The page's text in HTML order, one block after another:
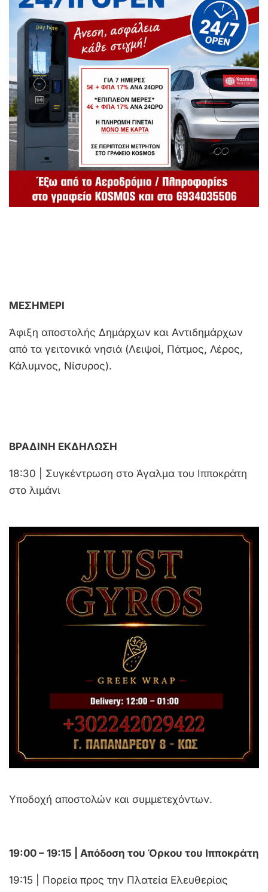
ΜΕΣΗΜΕΡΙ
Άφιξη αποστολής Δημάρχων και Αντιδημάρχων
από τα γειτονικά νησιά (Λειψοί, Πάτμος, Λέρος,
Κάλυμνος, Νίσυρος).
ΒΡΑΔΙΝΗ ΕΚΔΗΛΩΣΗ
18:30 | Συγκέντρωση στο Άγαλμα του Ιπποκράτη
στο λιμάνι
Υποδοχή αποστολών και συμμετεχόντων.
19:00 – 19:15 | Απόδοση του Όρκου του Ιπποκράτη
19:15 | Πορεία προς την Πλατεία Ελευθερίας